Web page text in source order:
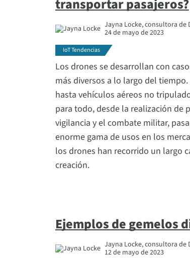
transportar pasajeros?
Jayna Locke, consultora de
24 de mayo de 2023
IoT Tendencias
Los drones se desarrollan con
más diversos a lo largo del
hasta vehículos aéreos no
para todo, desde la realización de
vigilancia y el combate militar,
enorme gama de usos en los
los drones han recorrido un largo
creación.
Ejemplos de gemelos
Jayna Locke, consultora de
12 de mayo de 2023